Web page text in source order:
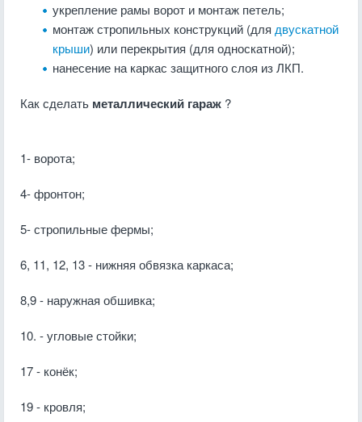
укрепление рамы ворот и монтаж петель;
монтаж стропильных конструкций (для двускатной
крыши) или перекрытия (для односкатной);
нанесение на каркас защитного слоя из ЛКП.
Как сделать металлический гараж ?
1- ворота;
4- фронтон;
5- стропильные фермы;
6, 11, 12, 13 - нижняя обвязка каркаса;
8,9 - наружная обшивка;
10. - угловые стойки;
17 - конёк;
19 - кровля;